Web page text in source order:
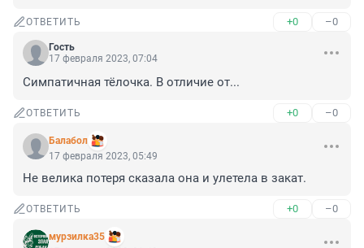
ОТВЕТИТЬ +0 –0
Гость
17 февраля 2023, 07:04
Симпатичная тёлочка. В отличие от...
ОТВЕТИТЬ +0 –0
Балабол
17 февраля 2023, 05:49
Не велика потеря сказала она и улетела в закат.
ОТВЕТИТЬ +0 –0
мурзилка35